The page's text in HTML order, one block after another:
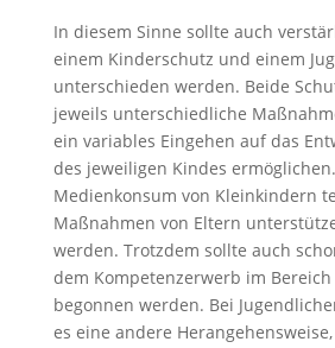
In diesem Sinne sollte auch
einem Kinderschutz und einem
unterschieden werden. Beide
jeweils unterschiedliche
ein variables Eingehen auf das
des jeweiligen Kindes
Medienkonsum von Kleinkindern
Maßnahmen von Eltern
werden. Trotzdem sollte auch
dem Kompetenzerwerb im
begonnen werden. Bei
es eine andere